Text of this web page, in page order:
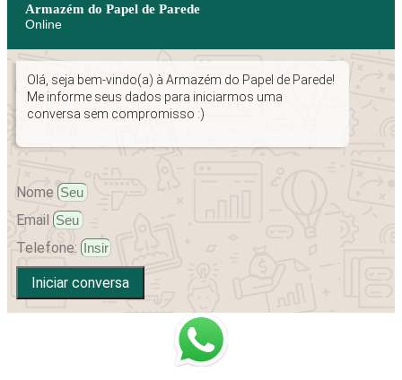
Armazém do Papel de Parede
Online
Olá, seja bem-vindo(a) à Armazém do Papel de Parede!
Me informe seus dados para iniciarmos uma
conversa sem compromisso :)
Nome
Email
Telefone:
Iniciar conversa